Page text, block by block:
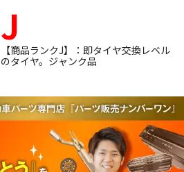
J
【商品ランクJ】：即タイヤ交換レベル
のタイヤ。ジャンク品